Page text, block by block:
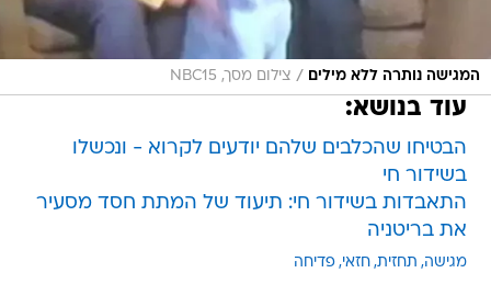
המגישה נותרה ללא מילים / צילום מסך, NBC15
עוד בנושא:
הבטיחו שהכלבים שלהם יודעים לקרוא - ונכשלו
בשידור חי
התאבדות בשידור חי: תיעוד של המתת חסד מסעיר
את בריטניה
מגישה תחזית חזאי פדיחה